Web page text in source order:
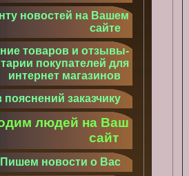
новостей на Вашем
сайте
товаров и отзывы-
покупателей для
интернет магазинов
пояснений заказчику
людей на Ваш
сайт
Пишем новости о Вас